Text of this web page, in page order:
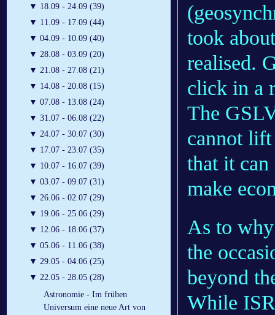
▼ 18.09 - 24.09 (39)
▼ 11.09 - 17.09 (44)
▼ 04.09 - 10.09 (40)
▼ 28.08 - 03.09 (20)
▼ 21.08 - 27.08 (21)
▼ 14.08 - 20.08 (15)
▼ 07.08 - 13.08 (24)
▼ 31.07 - 06.08 (22)
▼ 24.07 - 30.07 (30)
▼ 17.07 - 23.07 (35)
▼ 10.07 - 16.07 (39)
▼ 03.07 - 09.07 (31)
▼ 26.06 - 02.07 (29)
▼ 19.06 - 25.06 (29)
▼ 12.06 - 18.06 (37)
▼ 05.06 - 11.06 (38)
▼ 29.05 - 04.06 (25)
▼ 22.05 - 28.05 (28)
Astronomie - Im frühen
Universum eine neue Art von
took
realised.
click in a
The
cannot lift
that it
make
As to
the
beyond
While